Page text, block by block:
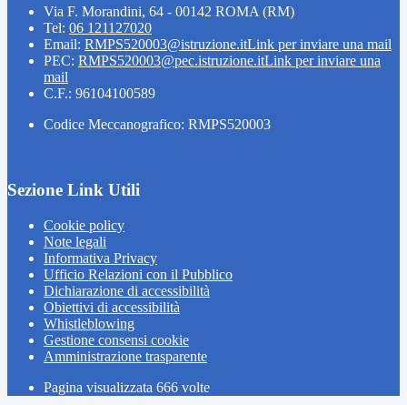
Via F. Morandini, 64 - 00142 ROMA (RM)
Tel: 06 121127020
Email: RMPS520003@istruzione.itLink per inviare una mail
PEC: RMPS520003@pec.istruzione.itLink per inviare una
mail
C.F.: 96104100589
Codice Meccanografico: RMPS520003
Sezione Link Utili
Cookie policy
Note legali
Informativa Privacy
Ufficio Relazioni con il Pubblico
Dichiarazione di accessibilità
Obiettivi di accessibilità
Whistleblowing
Gestione consensi cookie
Amministrazione trasparente
Pagina visualizzata 666 volte